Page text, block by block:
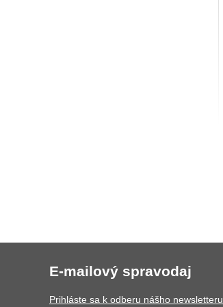
E-mailový spravodaj
Prihláste sa k odberu nášho newsletteru